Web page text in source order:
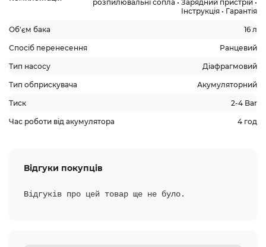
розпилювальні сопла • Зарядний пристрій •
Інструкція • Гарантія
Об'єм бака 16 л
Спосіб перенесення Ранцевий
Тип насосу Діафрагмовий
Тип обприскувача Акумуляторний
Тиск 2-4 Bar
Час роботи від акумулятора 4 год
Відгуки покупців
Відгуків про цей товар ще не було.